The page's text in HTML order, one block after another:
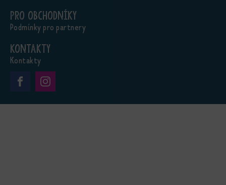
Pro obchodníky
Podmínky pro partnery
Kontakty
Kontakty